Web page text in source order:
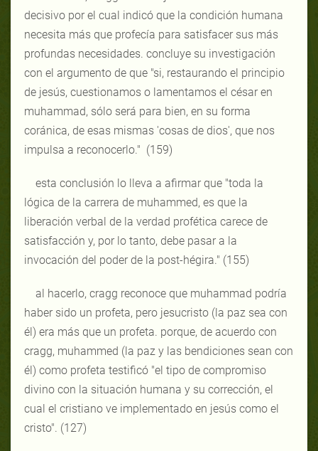
decisivo por el cual indicó que la condición humana
necesita más que profecía para satisfacer sus más
profundas necesidades. concluye su investigación
con el argumento de que "si, restaurando el principio
de jesús, cuestionamos o lamentamos el césar en
muhammad, sólo será para bien, en su forma
coránica, de esas mismas 'cosas de dios', que nos
impulsa a reconocerlo." (159)
esta conclusión lo lleva a afirmar que "toda la
lógica de la carrera de muhammed, es que la
liberación verbal de la verdad profética carece de
satisfacción y, por lo tanto, debe pasar a la
invocación del poder de la post-hégira." (155)
al hacerlo, cragg reconoce que muhammad podría
haber sido un profeta, pero jesucristo (la paz sea con
él) era más que un profeta. porque, de acuerdo con
cragg, muhammed (la paz y las bendiciones sean con
él) como profeta testificó "el tipo de compromiso
divino con la situación humana y su corrección, el
cual el cristiano ve implementado en jesús como el
cristo". (127)